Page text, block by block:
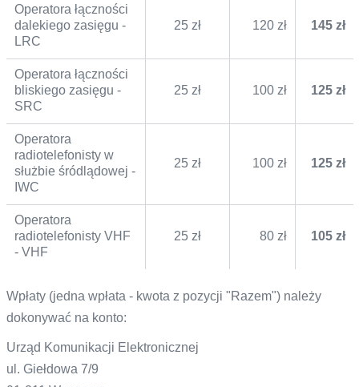
Operatora łączności
dalekiego zasięgu -
LRC
25 zł 120 zł 145 zł
Operatora łączności
bliskiego zasięgu -
SRC
25 zł 100 zł 125 zł
Operatora
radiotelefonisty w
służbie śródlądowej -
IWC
25 zł 100 zł 125 zł
Operatora
radiotelefonisty VHF
- VHF
25 zł 80 zł 105 zł
Wpłaty (jedna wpłata - kwota z pozycji "Razem") należy
dokonywać na konto:
Urząd Komunikacji Elektronicznej
ul. Giełdowa 7/9